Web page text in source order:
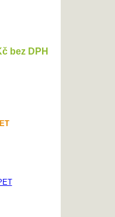
bez DPH